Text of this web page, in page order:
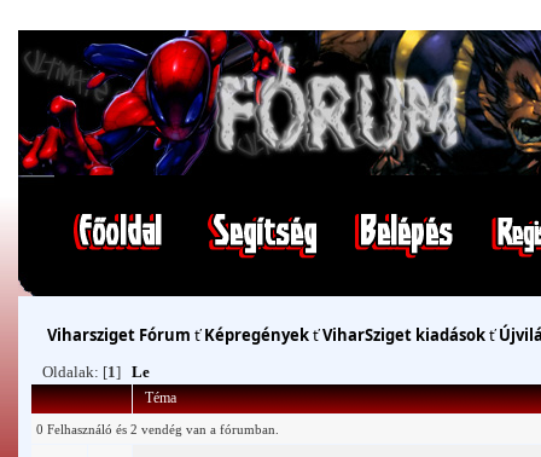
Viharsziget Fórum ťKépregényekťViharSziget kiadásokť
Oldalak: [1] Le
Téma
0 Felhasználó és 2 vendég van a fórumban.